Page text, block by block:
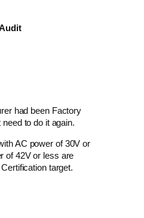
had been Factory
to do it again.
AC power of 30V or
of 42V or less are
target.